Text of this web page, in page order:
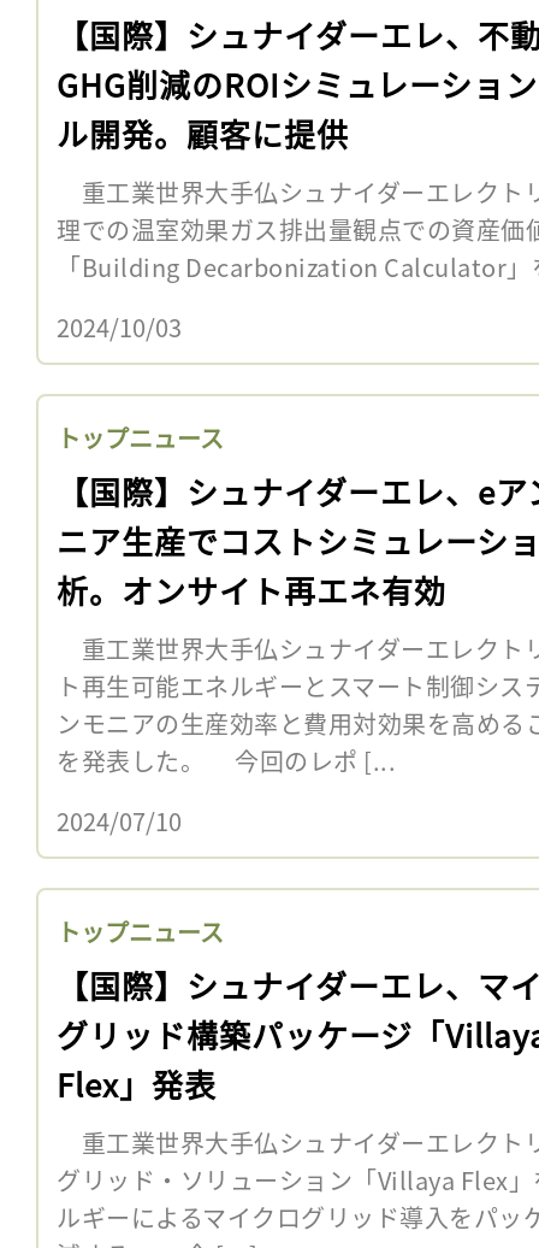
【国際】シュナイダーエレ、不
GHG削減のROIシミュレーショ
ル開発。顧客に提供
重工業世界大手仏シュナイダーエレクト
理での温室効果ガス排出量観点での資産価
「Building Decarbonization Calculator
2024/10/03
トップニュース
【国際】シュナイダーエレ、eア
ニア生産でコストシミュレーシ
析。オンサイト再エネ有効
重工業世界大手仏シュナイダーエレクト
ト再生可能エネルギーとスマート制御シス
ンモニアの生産効率と費用対効果を高め
を発表した。 今回のレポ [...
2024/07/10
トップニュース
【国際】シュナイダーエレ、マ
グリッド構築パッケージ「
Flex」発表
重工業世界大手仏シュナイダーエレクト
グリッド・ソリューション「Villaya Flex
ルギーによるマイクログリッド導入をパッ